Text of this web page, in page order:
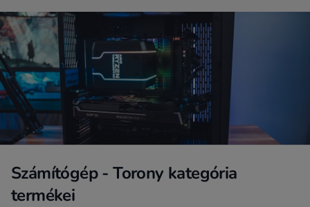
behozod egy portalanításra, kifújásra.
Számítógép - Torony kategória
termékei